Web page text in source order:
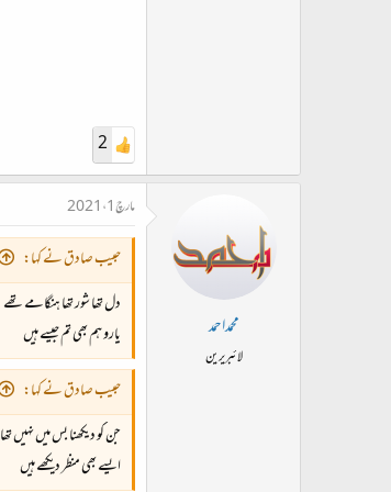
2
محمداحمد
لائبریرین
مارچ 1، 2021
حبیب صادق نے کہا:
دل تھا شور تھا ہنگامے تھے
یارو ہم بھی تم جیسے ہیں
حبیب صادق نے کہا:
جن کو دیکھنا بس میں نہیں تھا
ایسے بھی منظر دیکھے ہیں